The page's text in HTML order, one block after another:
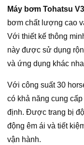
Máy bơm Tohatsu
bơm chất lượng cao
Với thiết kế thông
này được sử dụng
và ứng dụng khác
Với công suất 30
có khả năng cung
định. Được trang bị
động êm ái và tiết
vận hành.